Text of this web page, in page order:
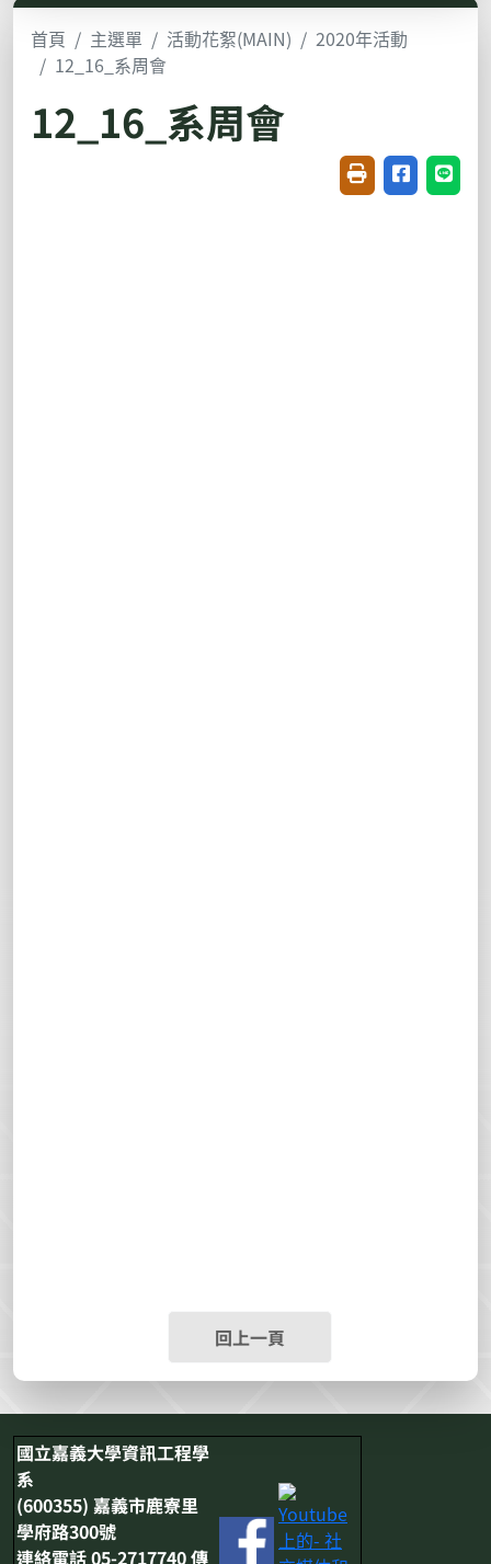
首頁 主選單 活動花絮(MAIN)
2020年活動
12_16_系周會
12_16_系周會
友善列印(開新視
分享至臉書
分享
回上一頁
國立嘉義大學資訊工程學
系
(600355) 嘉義市鹿寮里
學府路300號
連絡電話 05-2717740 傳